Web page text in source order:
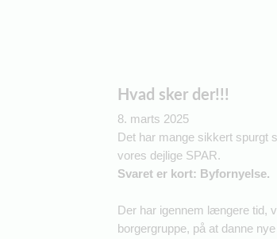
Hvad sker der!!!
8. marts 2025
Det har mange sikkert spurgt
vores dejlige SPAR.
Svaret er kort: Byfornyelse.
Der har igennem længere tid,
borgergruppe, på at danne